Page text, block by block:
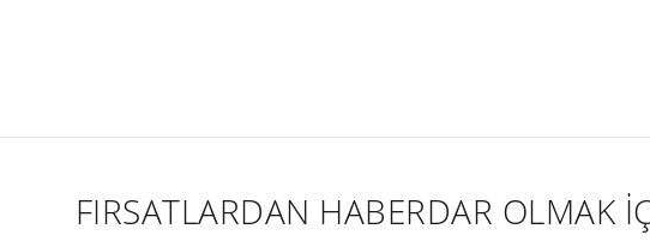
FIRSATLARDAN HABERDAR OLMAK